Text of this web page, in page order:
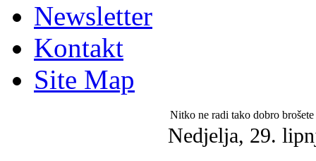
Newsletter
Kontakt
Site Map
Nitko ne radi tako dobro
Nedjelja, 29.